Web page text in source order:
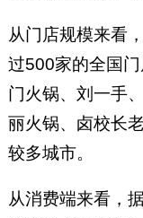
从门店规模来看
过500家的全国门
门火锅、刘一手
丽火锅、卤校长
较多城市。
从消费端来看，